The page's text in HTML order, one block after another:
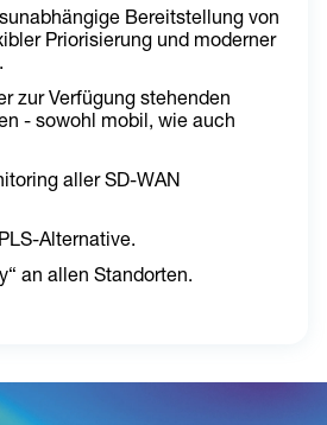
Bereitstellung von
Priorisierung und moderner
zur Verfügung stehenden
- sowohl mobil, wie auch
aller SD-WAN
Alternative.
an allen Standorten.